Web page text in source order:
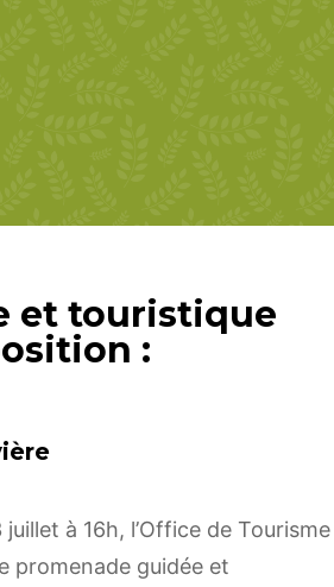
et touristique
:
à 16h, l’Office de Tourisme
promenade guidée et